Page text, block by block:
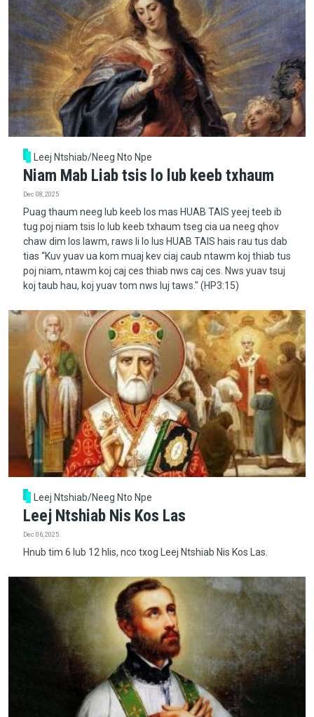
Leej Ntshiab/Neeg Nto Npe
Niam Mab Liab tsis lo lub keeb txhaum
Dec 08, 2025
Puag thaum neeg lub keeb los mas HUAB TAIS yeej teeb ib
tug poj niam tsis lo lub keeb txhaum tseg cia ua neeg qhov
chaw dim los lawm, raws li lo lus HUAB TAIS hais rau tus dab
tias “Kuv yuav ua kom muaj kev ciaj caub ntawm koj thiab tus
poj niam, ntawm koj caj ces thiab nws caj ces. Nws yuav tsuj
koj taub hau, koj yuav tom nws luj taws." (HP3:15)
Leej Ntshiab/Neeg Nto Npe
Leej Ntshiab Nis Kos Las
Dec 06, 2025
Hnub tim 6 lub 12 hlis, nco txog Leej Ntshiab Nis Kos Las.